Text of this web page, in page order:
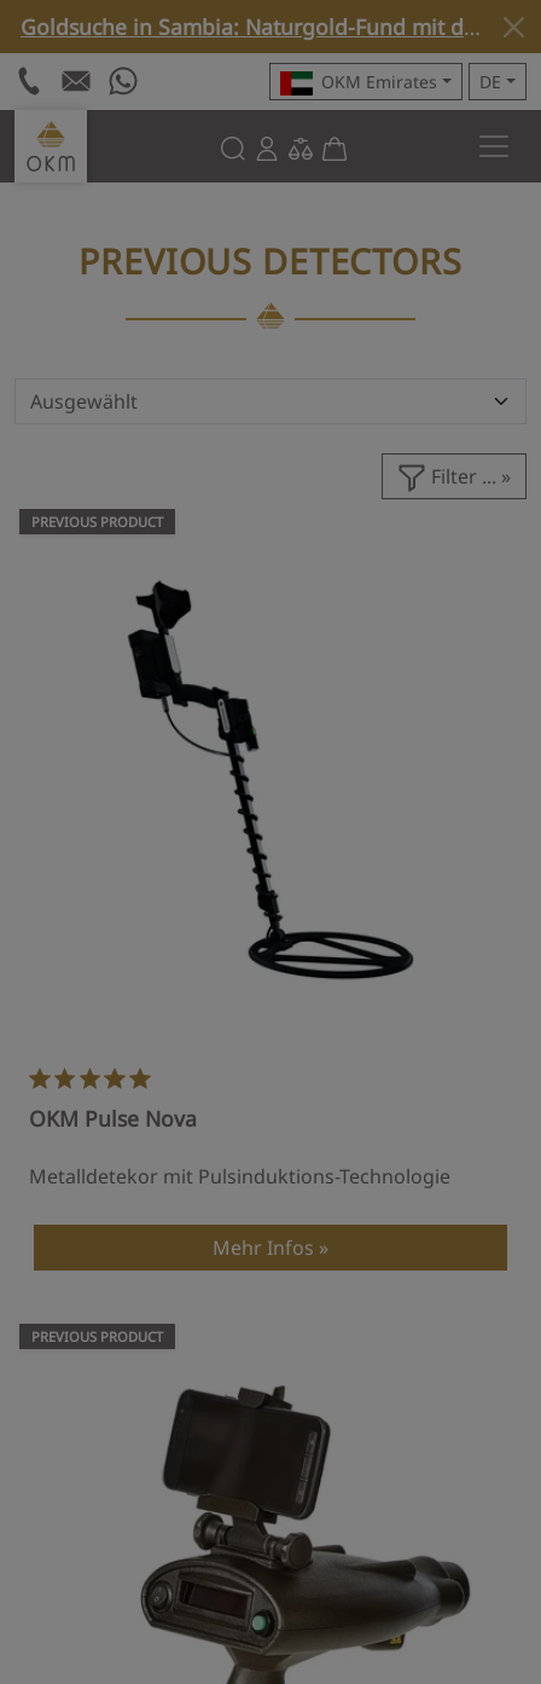
Goldsuche in Sambia: Naturgold-Fund mit dem Rover C4 »
OKM Emirates DE
PREVIOUS DETECTORS
Filter ...
PREVIOUS PRODUCT
OKM Pulse Nova
Metalldetekor mit Pulsinduktions-Technologie
Mehr Infos
PREVIOUS PRODUCT